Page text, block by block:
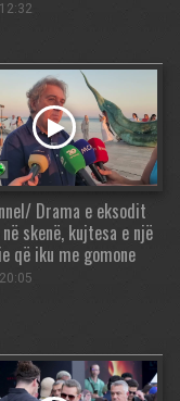
Drama e eksodit
skenë, kujtesa e një
që iku me gomone